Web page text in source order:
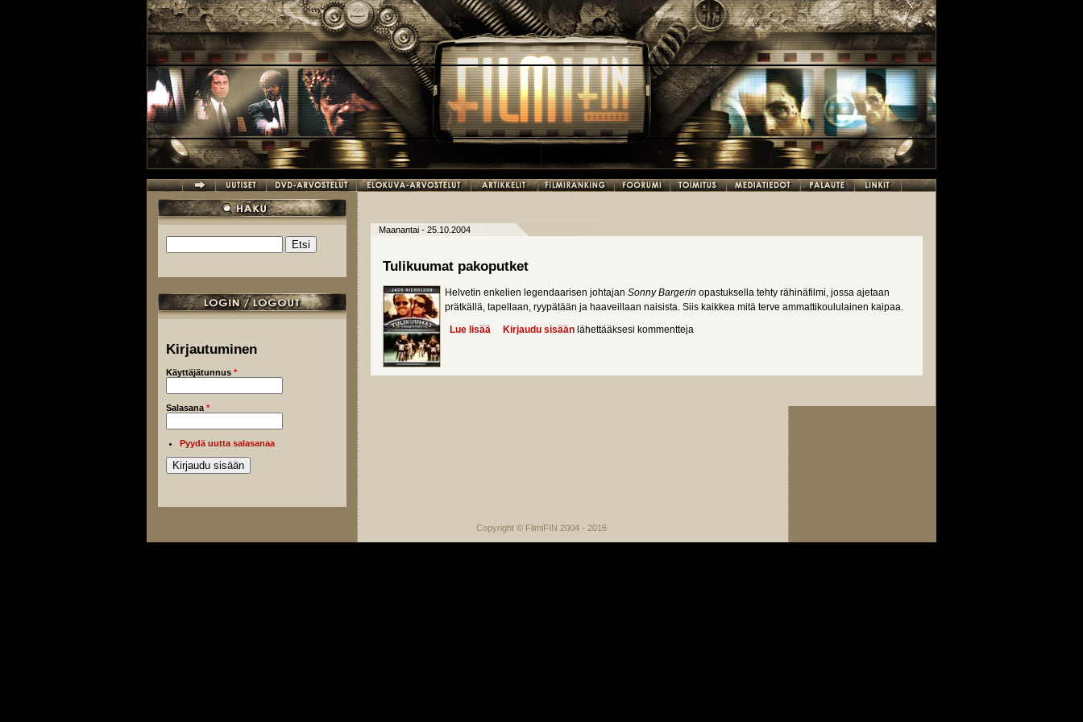
Hakulomake
Kirjautuminen
Käyttäjätunnus *
Salasana *
Pyydä uutta salasanaa
Maanantai - 25.10.2004
Tulikuumat pakoputket
Helvetin enkelien legendaarisen johtajan Sonny Bargerin opastuksella tehty rähinäfilmi, jossa ajetaan
prätkällä, tapellaan, ryypätään ja haaveillaan naisista. Siis kaikkea mitä terve ammattikoululainen kaipaa.
Lue lisää about Tulikuumat pakoputket
Kirjaudu sisään lähettääksesi kommentteja
Copyright © FilmiFIN 2004 - 2016